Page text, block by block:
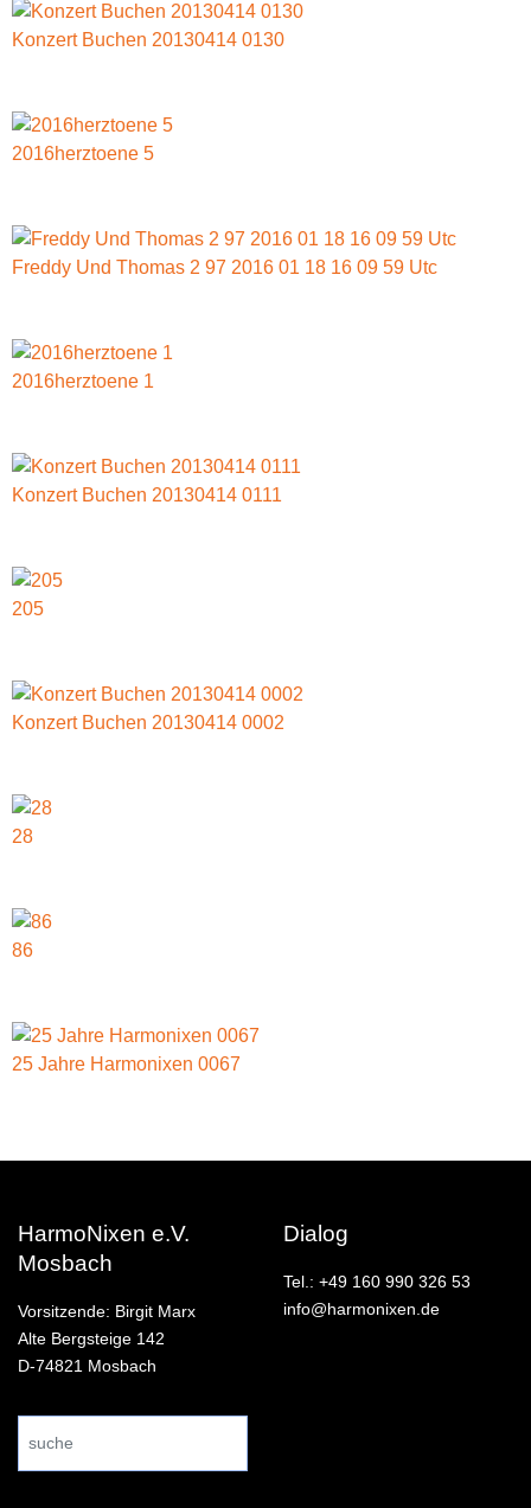
Konzert Buchen 20130414 0130
2016herztoene 5
Freddy Und Thomas 2 97 2016 01 18 16 09 59 Utc
2016herztoene 1
Konzert Buchen 20130414 0111
205
Konzert Buchen 20130414 0002
28
86
25 Jahre Harmonixen 0067
HarmoNixen e.V.
Mosbach
Vorsitzende: Birgit Marx
Alte Bergsteige 142
D-74821 Mosbach
Dialog
Tel.: +49 160 990 326 53
info@harmonixen.de
...